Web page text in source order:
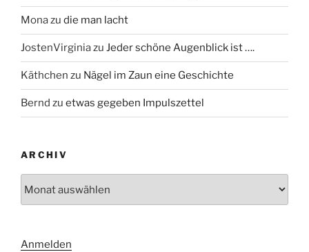
Monazu die man lacht
JostenVirginiazu Jeder schöne Augenblick ist ….
Käthchen zu Nägel im Zaun eine Geschichte
Bernd zu etwas gegeben Impulszettel
ARCHIV
Anmelden